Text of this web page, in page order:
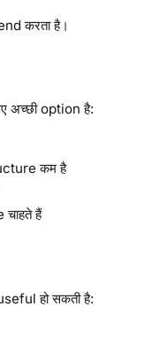
करता है।
अच्छी option है:
कम है
हैं
हो सकती है: